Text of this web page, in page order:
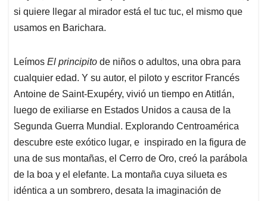
si quiere llegar al mirador está el tuc tuc, el mismo que
usamos en Barichara.
Leímos El principito de niños o adultos, una obra para
cualquier edad. Y su autor, el piloto y escritor Francés
Antoine de Saint-Exupéry, vivió un tiempo en Atitlán,
luego de exiliarse en Estados Unidos a causa de la
Segunda Guerra Mundial. Explorando Centroamérica
descubre este exótico lugar, e inspirado en la figura de
una de sus montañas, el Cerro de Oro, creó la parábola
de la boa y el elefante. La montaña cuya silueta es
idéntica a un sombrero, desata la imaginación de